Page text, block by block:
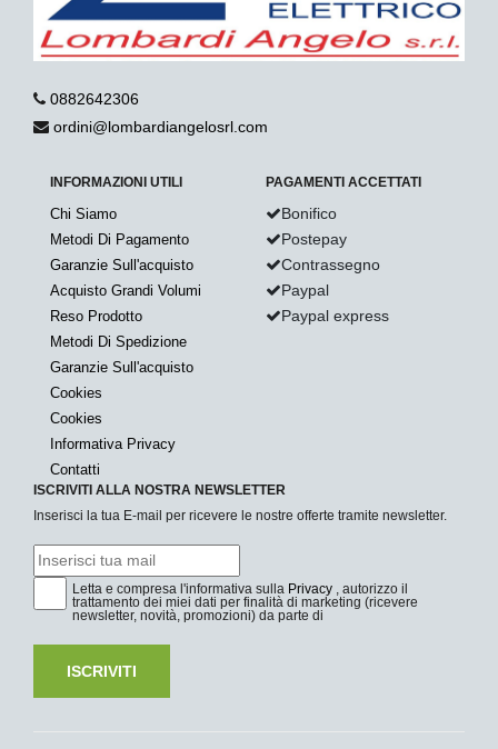
0882642306
ordini@lombardiangelosrl.com
INFORMAZIONI UTILI
Chi Siamo
Metodi Di Pagamento
Garanzie Sull'acquisto
Acquisto Grandi Volumi
Reso Prodotto
Metodi Di Spedizione
Garanzie Sull'acquisto
Cookies
Cookies
Informativa Privacy
Contatti
PAGAMENTI ACCETTATI
Bonifico
Postepay
Contrassegno
Paypal
Paypal express
ISCRIVITI ALLA NOSTRA NEWSLETTER
Inserisci la tua E-mail per ricevere le nostre offerte tramite newsletter.
Letta e compresa l'informativa sulla Privacy , autorizzo il
trattamento dei miei dati per finalità di marketing (ricevere
newsletter, novità, promozioni) da parte di
ISCRIVITI